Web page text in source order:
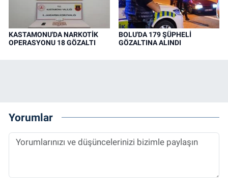
KASTAMONU'DA NARKOTİK
OPERASYONU 18 GÖZALTI
BOLU'DA 179 ŞÜPHELİ
GÖZALTINA ALINDI
Yorumlar